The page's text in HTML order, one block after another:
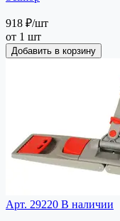
918 ₽/шт
от 1 шт
Добавить в корзину
Арт. 29220 В наличии